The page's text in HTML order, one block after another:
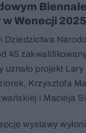
Biennale
Wenecji 2025
Dziedzictwa
45
uznało projekt
Krzysztofa
i Macieja
wystawy